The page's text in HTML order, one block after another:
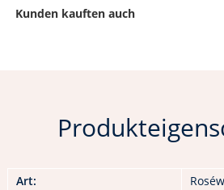
Kunden kauften auch
Art: